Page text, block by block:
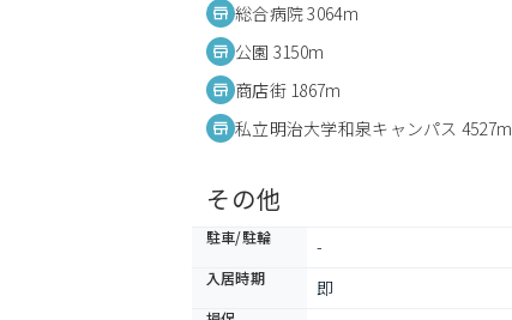
総合病院 3064m
公園 3150m
商店街 1867m
私立明治大学和泉キャンパス 4527m
その他
駐車/駐輪 -
入居時期 即